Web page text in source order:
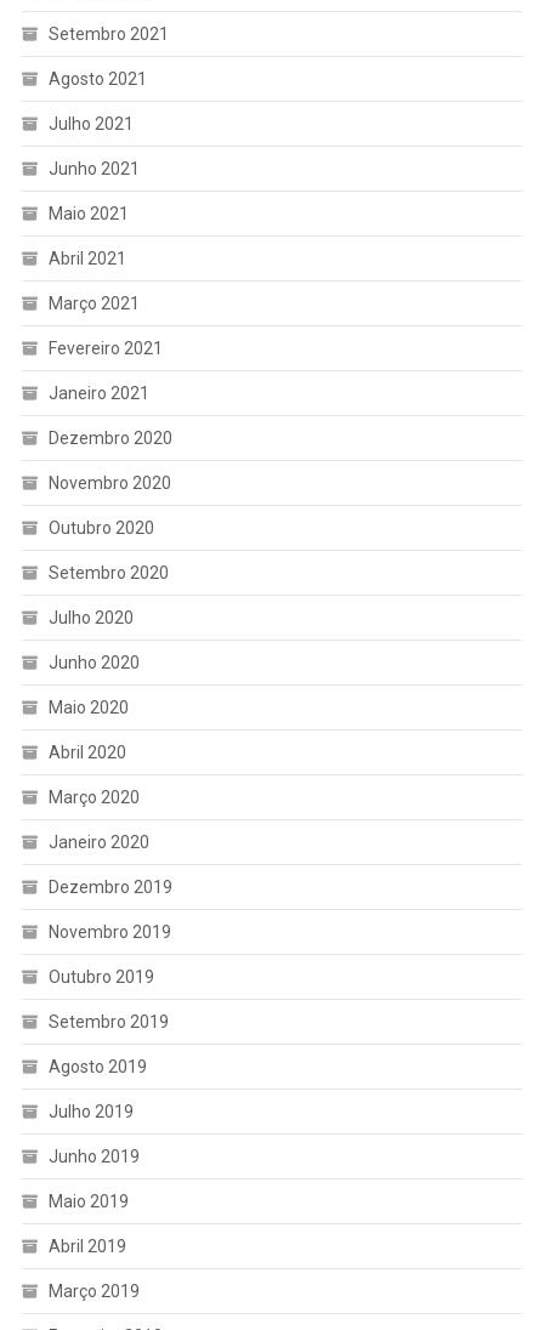
Setembro 2021
Agosto 2021
Julho 2021
Junho 2021
Maio 2021
Abril 2021
Março 2021
Fevereiro 2021
Janeiro 2021
Dezembro 2020
Novembro 2020
Outubro 2020
Setembro 2020
Julho 2020
Junho 2020
Maio 2020
Abril 2020
Março 2020
Janeiro 2020
Dezembro 2019
Novembro 2019
Outubro 2019
Setembro 2019
Agosto 2019
Julho 2019
Junho 2019
Maio 2019
Abril 2019
Março 2019